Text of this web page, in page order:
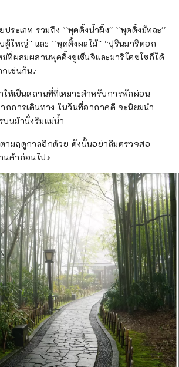
ประเภท รวมถึง ``พุดดิ้งน้ำผึ้ง'' ``พุดดิ้งมัทฉะ''
ผู้ใหญ่'' และ ``พุดดิ้งผลไม้'' “ปุรินมาริตอก
ที่ผสมผสานพุดดิ้งชูเซ็นจิและมาริโตซโซก็ได้
เช่นกัน♪
ให้เป็นสถานที่ที่เหมาะสำหรับการพักผ่อน
กการเดินทาง ในวันที่อากาศดี จะนิยมนำ
นม้านั่งริมแม่น้ำ
ามฤดูกาลอีกด้วย ดังนั้นอย่าลืมตรวจสอ
นค้าก่อนไป♪